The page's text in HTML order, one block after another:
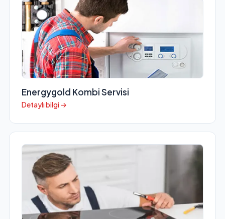
Energygold Kombi Servisi
Detaylı bilgi →